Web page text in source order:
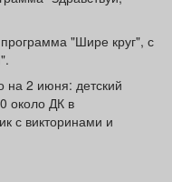
"Шире круг", с
на 2 июня: детский
около ДК в
с викторинами и